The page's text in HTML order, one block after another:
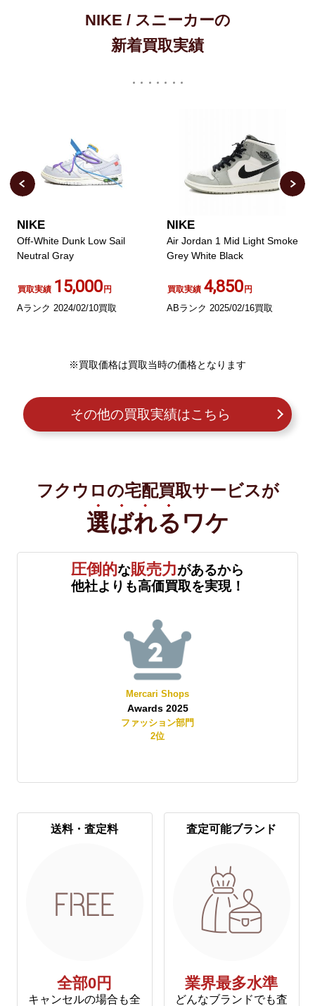
NIKE / スニーカーの
新着買取実績
NIKE
Off-White Dunk Low Sail
Neutral Gray
買取実績 15,000円
Aランク 2024/02/10買取
NIKE
Air Jordan 1 Mid Light Smoke
Grey White Black
買取実績 4,850円
ABランク 2025/02/16買取
※買取価格は買取当時の価格となります
その他の買取実績はこちら
フクウロの宅配買取サービスが
選ばれる ワケ
圧倒的な販売力があるから
他社よりも高価買取を実現！
Mercari Shops
Awards 2025
ファッション部門
2位
送料・査定料
全部0円
キャンセルの場合も全
査定可能ブランド
業界最多水準
どんなブランドでも査